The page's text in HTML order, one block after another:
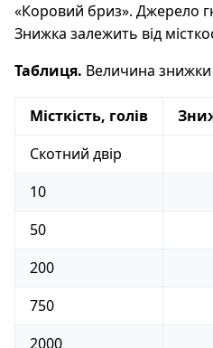
«Коровий бриз». Джерело
Знижка залежить від
Таблиця. Величина
Місткість, голів
Скотний двір
10
50
200
750
2000